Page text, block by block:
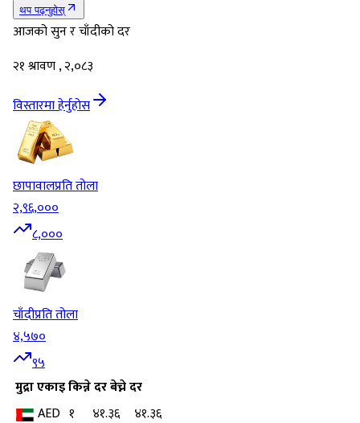
थप पढ्नुहोस्
आजको सुन र चाँदीको दर
२१ श्रावण , २,०८३
विस्तारमा हेर्नुहोस
छापावालप्रति तोला
२,९६,०००
८,०००
चाँदीप्रति तोला
४,५७०
९५
मुद्राएकाइकिन्ने दरबेच्ने दर
AED १ ४१.३६ ४१.३६